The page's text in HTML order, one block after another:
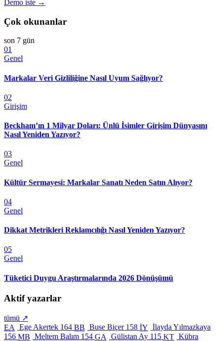
Demo iste →
Çok okunanlar
son 7 gün
01
Genel
Markalar Veri Gizliliğine Nasıl Uyum Sağlıyor?
02
Girişim
Beckham’ın 1 Milyar Doları: Ünlü İsimler Girişim Dünyasını
Nasıl Yeniden Yazıyor?
03
Genel
Kültür Sermayesi: Markalar Sanatı Neden Satın Alıyor?
04
Genel
Dikkat Metrikleri Reklamcılığı Nasıl Yeniden Yazıyor?
05
Genel
Tüketici Duygu Araştırmalarında 2026 Dönüşümü
Aktif yazarlar
tümü ↗
EA
Ege Akertek 164 BB Buse Biçer 158 İY İlayda Yılmazkaya
156 MB Meltem Balım 154 GA Gülistan Ay 115 KT Kübra